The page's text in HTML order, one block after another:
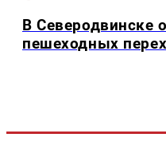
В Северодвинске
пешеходных